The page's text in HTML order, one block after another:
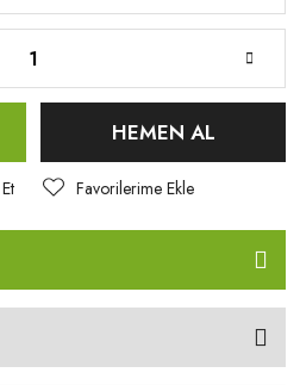
HEMEN AL